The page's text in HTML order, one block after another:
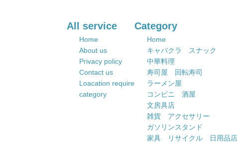
All service
Home
About us
Privacy policy
Contact us
Loacation require
category
Category
Home
キャバクラ スナック
中華料理
寿司屋 回転寿司
ラーメン屋
コンビニ 酒屋
文房具店
雑貨 アクセサリー
ガソリンスタンド
家具 リサイクル 日用品店